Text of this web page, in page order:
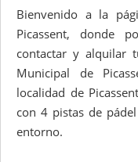
Bienvenido a la
Picassent, donde
contactar y alquilar
Municipal de
localidad de
con 4 pistas de
entorno.